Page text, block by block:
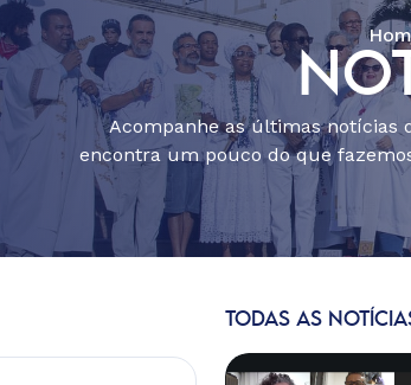
Acompanhe as últimas notícias
encontra um pouco do que
TODAS AS